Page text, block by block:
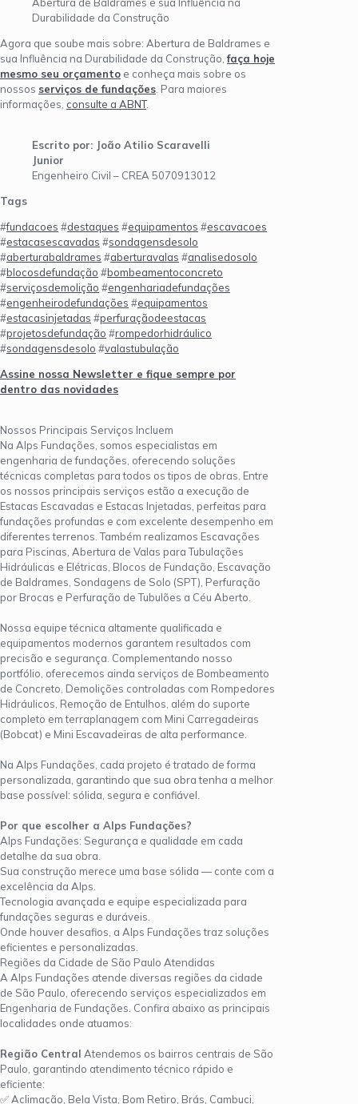
Durabilidade da Construção
Agora que soube mais sobre: Abertura de Baldrames e
sua Influência na Durabilidade da Construção,faça hoje
mesmo seu orçamento e conheça mais sobre os
nossos serviços de fundações . Para maiores
informações, consulte a ABNT.
Escrito por: João Atilio Scaravelli
Junior
Engenheiro Civil – CREA 5070913012
Tags
#fundacoes #destaques #equipamentos #escavacoes
#estacasescavadas #sondagensdesolo
#aberturabaldrames #aberturavalas #analisedosolo
#blocosdefundação #bombeamentoconcreto
#serviçosdemolição #engenhariadefundações
#engenheirodefundações #equipamentos
#estacasinjetadas #perfuraçãodeestacas
#projetosdefundação #rompedorhidráulico
#sondagensdesolo #valastubulação
Assine nossa Newsletter e fique sempre por
dentro das novidades
Nossos Principais Serviços Incluem
Na Alps Fundações, somos especialistas em
engenharia de fundações, oferecendo soluções
técnicas completas para todos os tipos de obras. Entre
os nossos principais serviços estão a execução de
Estacas Escavadas e Estacas Injetadas, perfeitas para
fundações profundas e com excelente desempenho em
diferentes terrenos. Também realizamos Escavações
para Piscinas, Abertura de Valas para Tubulações
Hidráulicas e Elétricas, Blocos de Fundação, Escavação
de Baldrames, Sondagens de Solo (SPT), Perfuração
por Brocas e Perfuração de Tubulões a Céu Aberto.
Nossa equipe técnica altamente qualificada e
equipamentos modernos garantem resultados com
precisão e segurança. Complementando nosso
portfólio, oferecemos ainda serviços de Bombeamento
de Concreto, Demolições controladas com Rompedores
Hidráulicos, Remoção de Entulhos, além do suporte
completo em terraplanagem com Mini Carregadeiras
(Bobcat) e Mini Escavadeiras de alta performance.
Na Alps Fundações, cada projeto é tratado de forma
personalizada, garantindo que sua obra tenha a melhor
base possível: sólida, segura e confiável.
Por que escolher a Alps Fundações?
Alps Fundações: Segurança e qualidade em cada
detalhe da sua obra.
Sua construção merece uma base sólida — conte com a
excelência da Alps.
Tecnologia avançada e equipe especializada para
fundações seguras e duráveis.
Onde houver desafios, a Alps Fundações traz soluções
eficientes e personalizadas.
Regiões da Cidade de São Paulo Atendidas
A Alps Fundações atende diversas regiões da cidade
de São Paulo, oferecendo serviços especializados em
Engenharia de Fundações. Confira abaixo as principais
localidades onde atuamos:
Região Central Atendemos os bairros centrais de São
Paulo, garantindo atendimento técnico rápido e
eficiente:
✅ Aclimação, Bela Vista, Bom Retiro, Brás, Cambuci,